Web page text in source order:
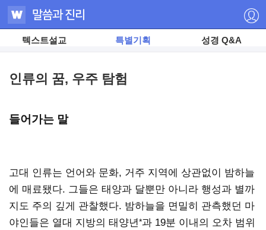
텍스트설교 특별기획 성경 Q&A
인류의 꿈, 우주 탐험
들어가는 말
고대 인류는 언어와 문화, 거주 지역에 상관없이 밤하늘
에 매료됐다. 그들은 태양과 달뿐만 아니라 행성과 별까
지도 주의 깊게 관찰했다. 밤하늘을 면밀히 관측했던 마
야인들은 열대 지방의 태양년*과 19분 이내의 오차 범위